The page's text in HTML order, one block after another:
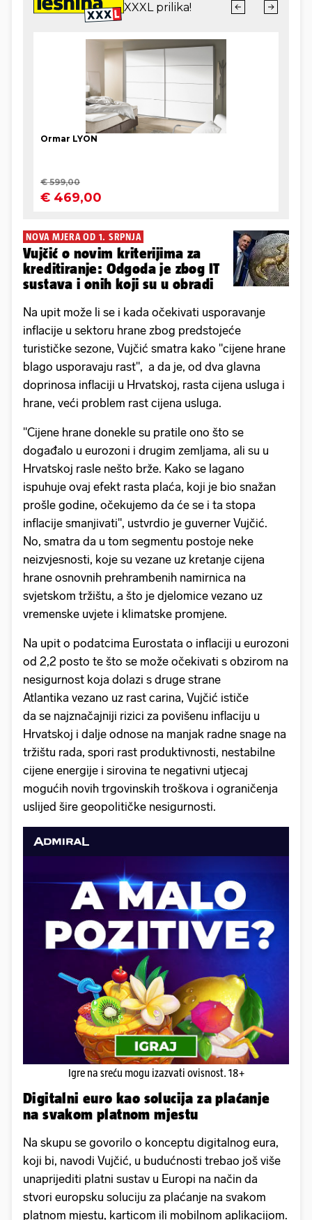
NOVA MJERA OD 1. SRPNJA
Vujčić o novim kriterijima za
kreditiranje: Odgoda je zbog IT
sustava i onih koji su u obradi
Na upit može li se i kada očekivati usporavanje
inflacije u sektoru hrane zbog predstojeće
turističke sezone, Vujčić smatra kako "cijene hrane
blago usporavaju rast", a da je, od dva glavna
doprinosa inflaciji u Hrvatskoj, rasta cijena usluga i
hrane, veći problem rast cijena usluga.
"Cijene hrane donekle su pratile ono što se
događalo u eurozoni i drugim zemljama, ali su u
Hrvatskoj rasle nešto brže. Kako se lagano
ispuhuje ovaj efekt rasta plaća, koji je bio snažan
prošle godine, očekujemo da će se i ta stopa
inflacije smanjivati", ustvrdio je guverner Vujčić.
No, smatra da u tom segmentu postoje neke
neizvjesnosti, koje su vezane uz kretanje cijena
hrane osnovnih prehrambenih namirnica na
svjetskom tržištu, a što je djelomice vezano uz
vremenske uvjete i klimatske promjene.
Na upit o podatcima Eurostata o inflaciji u eurozoni
od 2,2 posto te što se može očekivati s obzirom na
nesigurnost koja dolazi s druge strane
Atlantika vezano uz rast carina, Vujčić ističe
da se najznačajniji rizici za povišenu inflaciju u
Hrvatskoj i dalje odnose na manjak radne snage na
tržištu rada, spori rast produktivnosti, nestabilne
cijene energije i sirovina te negativni utjecaj
mogućih novih trgovinskih troškova i ograničenja
uslijed šire geopolitičke nesigurnosti.
Igre na sreću mogu izazvati ovisnost. 18+
Digitalni euro kao solucija za plaćanje
na svakom platnom mjestu
Na skupu se govorilo o konceptu digitalnog eura,
koji bi, navodi Vujčić, u budućnosti trebao još više
unaprijediti platni sustav u Europi na način da
stvori europsku soluciju za plaćanje na svakom
platnom mjestu, karticom ili mobilnom aplikacijom.